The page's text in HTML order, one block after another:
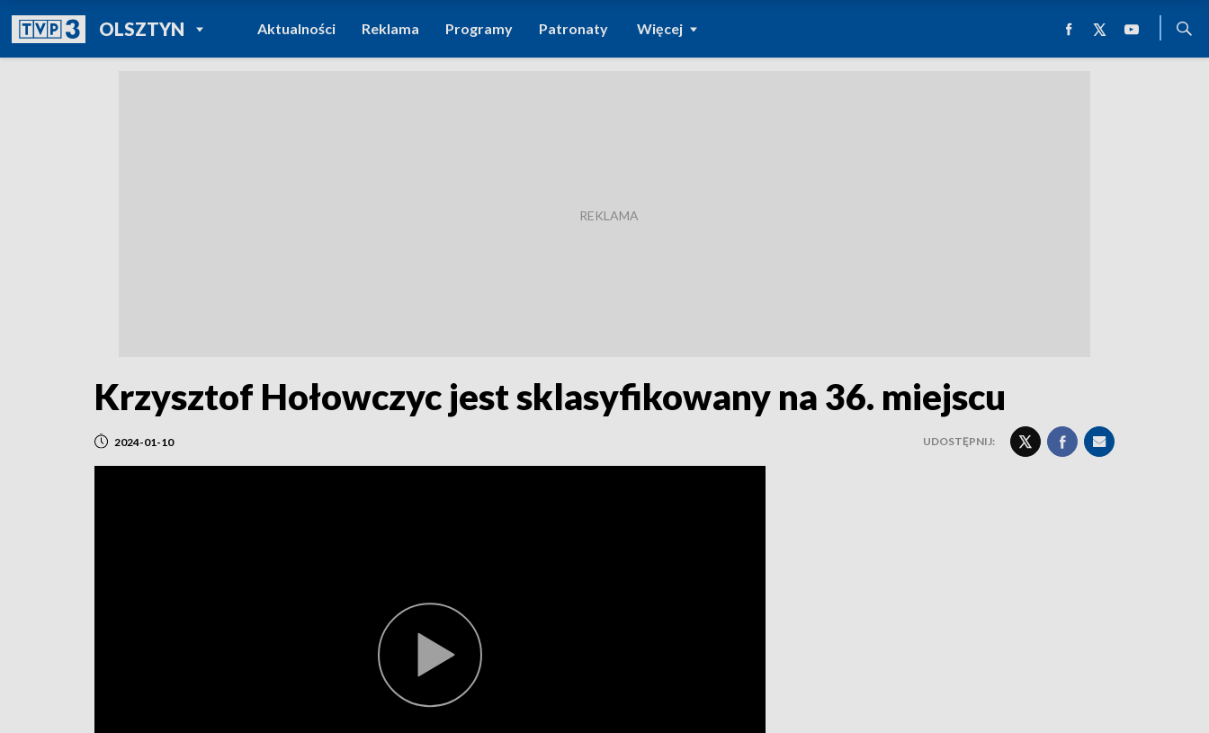
OLSZTYNPOWRÓT DO
TVP REGIONY
Aktualności Reklama Programy Patronaty Więcej
Krzysztof Hołowczyc jest sklasyfikowany na 36. miejscu
2024-01-10 UDOSTĘPNIJ: